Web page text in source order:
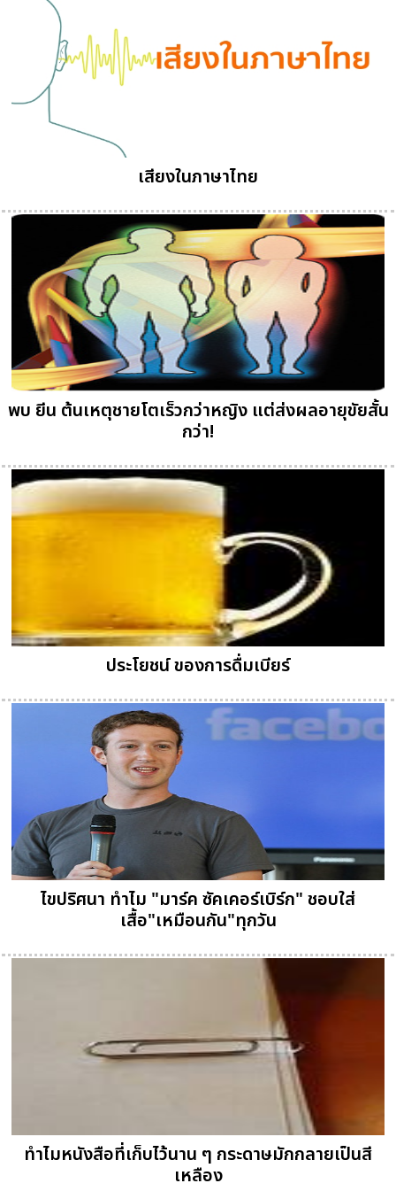
เสียงในภาษาไทย
พบ ยีน ต้นเหตุชายโตเร็วกว่าหญิง แต่ส่งผลอายุขัยสั้น
กว่า!
ประโยชน์ ของการดื่มเบียร์
ไขปริศนา ทำไม "มาร์ค ซัคเคอร์เบิร์ก" ชอบใส่
เสื้อ"เหมือนกัน"ทุกวัน
ทำไมหนังสือที่เก็บไว้นาน ๆ กระดาษมักกลายเป็นสี
เหลือง